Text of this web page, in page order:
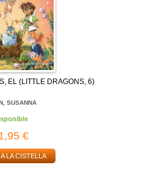
EL (LITTLE DRAGONS, 6)
SUSANNA
€
LA CISTELLA